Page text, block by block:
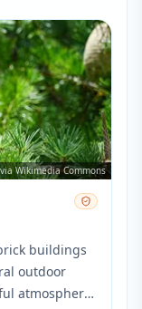
Wikimedia Commons
buildings
outdoor
atmosphere